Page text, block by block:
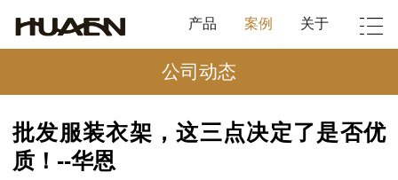
产品 案例 关于
公司动态
批发服装衣架，这三点决定了是否优
质！--华恩